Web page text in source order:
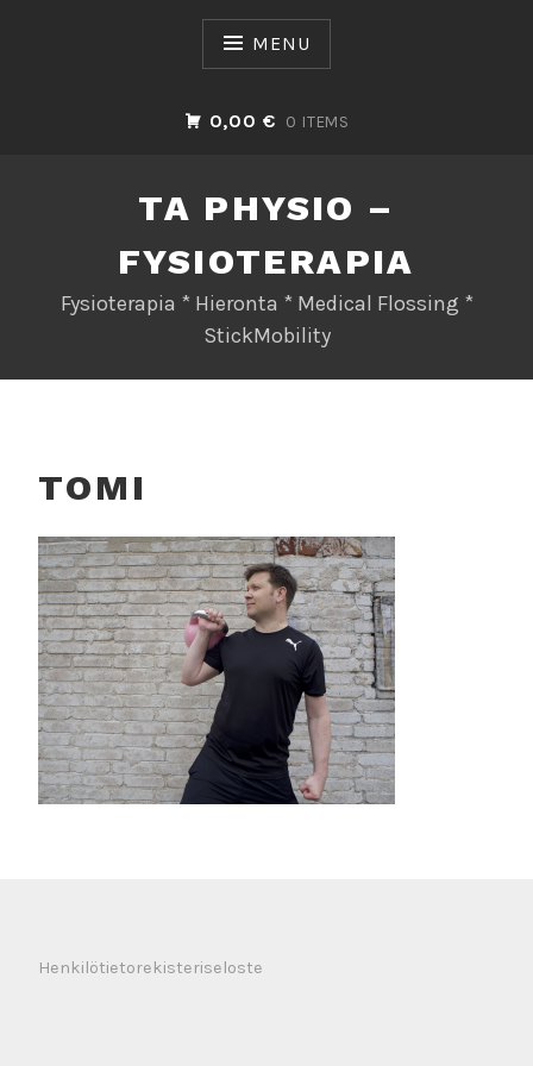
MENU
0,00 € 0 ITEMS
TA PHYSIO –
FYSIOTERAPIA
Fysioterapia * Hieronta * Medical Flossing *
StickMobility
TOMI
Henkilötietorekisteriseloste